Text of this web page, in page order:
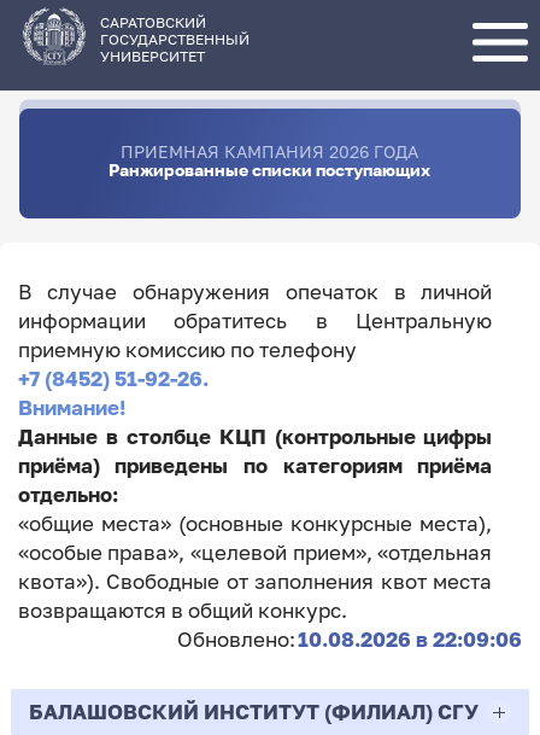
основному
содержанию
САРАТОВСКИЙ
ГОСУДАРСТВЕННЫЙ
УНИВЕРСИТЕТ
ПРИЕМНАЯ КАМПАНИЯ 2026 ГОДА
Ранжированные списки поступающих
В случае обнаружения опечаток в личной
информации обратитесь в Центральную
приемную комиссию по телефону
+7 (8452) 51-92-26.
Внимание!
Данные в столбце КЦП (контрольные цифры
приёма) приведены по категориям приёма
отдельно:
«общие места» (основные конкурсные места),
«особые права», «целевой прием», «отдельная
квота»). Свободные от заполнения квот места
возвращаются в общий конкурс.
Обновлено:10.08.2026 в 22:09:06
БАЛАШОВСКИЙ ИНСТИТУТ (ФИЛИАЛ) СГУ